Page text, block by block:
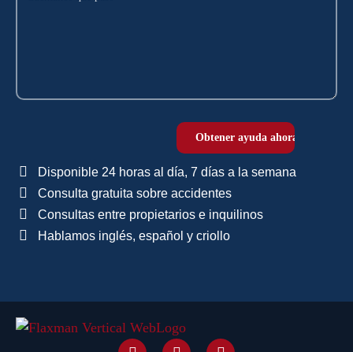
Disponible 24 horas al día, 7 días a la semana
Consulta gratuita sobre accidentes
Consultas entre propietarios e inquilinos
Hablamos inglés, español y criollo